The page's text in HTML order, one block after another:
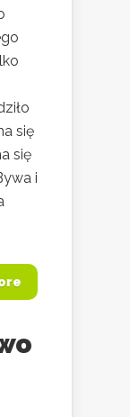
się
się
i